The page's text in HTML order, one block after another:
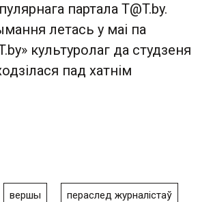
партала T@T.by.
летась у маі па
» культуролаг да студзеня
пад хатнім
вершы пераслед журналістаў